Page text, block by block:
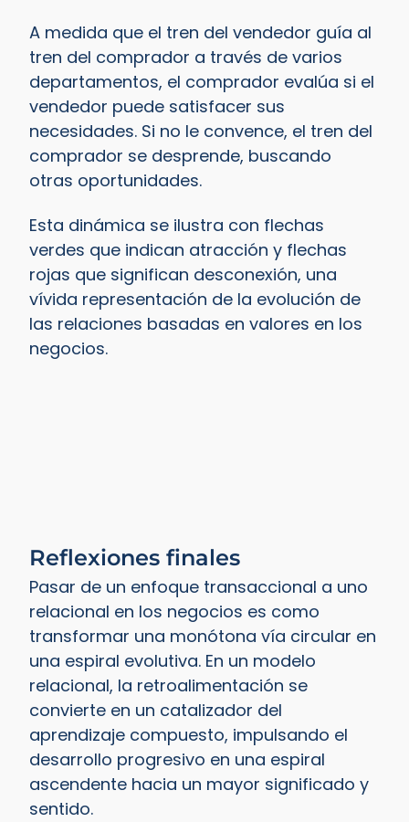
A medida que el tren del vendedor guía al
tren del comprador a través de varios
departamentos, el comprador evalúa si el
vendedor puede satisfacer sus
necesidades. Si no le convence, el tren del
comprador se desprende, buscando
otras oportunidades.
Esta dinámica se ilustra con flechas
verdes que indican atracción y flechas
rojas que significan desconexión, una
vívida representación de la evolución de
las relaciones basadas en valores en los
negocios.
Reflexiones finales
Pasar de un enfoque transaccional a uno
relacional en los negocios es como
transformar una monótona vía circular en
una espiral evolutiva. En un modelo
relacional, la retroalimentación se
convierte en un catalizador del
aprendizaje compuesto, impulsando el
desarrollo progresivo en una espiral
ascendente hacia un mayor significado y
sentido.